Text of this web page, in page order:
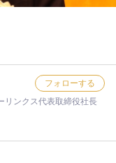
リンクス代表取締役社長
フォローする